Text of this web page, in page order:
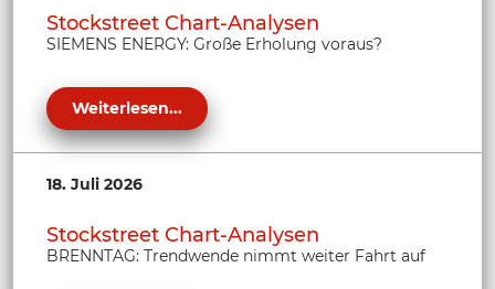
Stockstreet Chart-Analysen
SIEMENS ENERGY: Große Erholung voraus?
Weiterlesen...
18. Juli 2026
Stockstreet Chart-Analysen
BRENNTAG: Trendwende nimmt weiter Fahrt auf